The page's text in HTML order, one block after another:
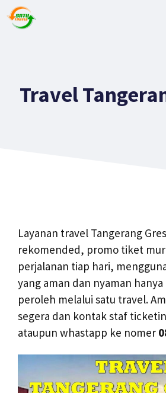
Travel
Layanan travel Tangerang
rekomended, promo tiket
perjalanan tiap hari,
yang aman dan nyaman hanya
peroleh melalui satu travel.
segera dan kontak staf
ataupun whastapp ke nomer